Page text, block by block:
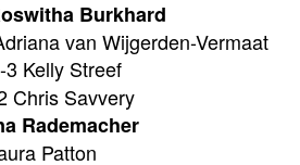
Burkhard
van Wijgerden-Vermaat
3 Kelly Streef
Chris Savvery
Rademacher
Patton